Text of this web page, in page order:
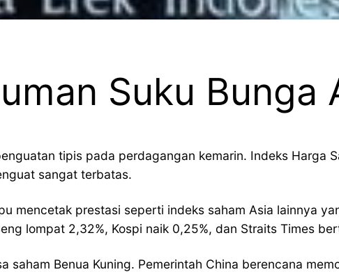
Suku Bunga
tipis pada perdagangan kemarin. Indeks Harga
sangat terbatas.
mencetak prestasi seperti indeks saham Asia lainnya
lompat 2,32%, Kospi naik 0,25%, dan Straits Times
saham Benua Kuning. Pemerintah China berencana